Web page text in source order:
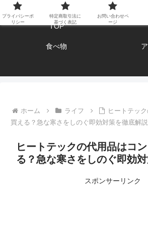
エンジョイ ブログ
TOP
食べ物
ホーム ライフ
ヒートテッ
買える？急な寒さをしのぐ即効対策を徹底解説
ヒートテックの代用品はコ
る？急な寒さをしのぐ即効
スポンサーリンク
プライバシーポ
リシー
特定商取引法に
基づく表記
お問い合わせペ
ージ